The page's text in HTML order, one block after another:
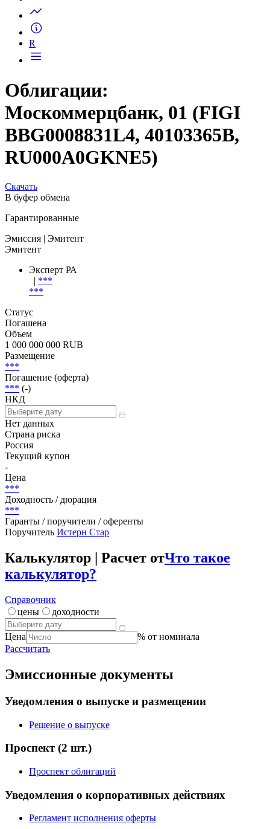
Облигации:
Москоммерцбанк, 01 (FIGI
RU000A0GKNE5)
В буфер обмена
Эмиссия| Эмитент
Эмитент
Эксперт РА
|***
***
Статус
Погашена
Объем
1 000 000 000 RUB
Размещение
***
Погашение (оферта)
*** (-)
НКД
Страна риска
Россия
Текущий купон
-
Цена
***
***
Гаранты / поручители / оференты
Поручитель Истерн Стар
Калькулятор | Расчет от
калькулятор?
Справочник
цены
Цена
% от номинала
Уведомления о выпуске и размещении
Решение о выпуске
Проспект
Проспект облигаций